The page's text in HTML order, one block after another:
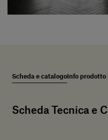
Scheda e catalogo Info prodotto
Scheda Tecnica e